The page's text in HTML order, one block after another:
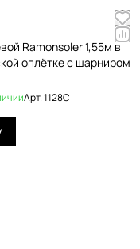
Ramonsoler 1,55м в
оплётке с шарниром
Арт.1128C